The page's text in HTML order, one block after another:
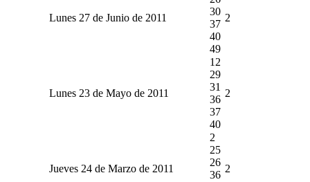
Lunes 27 de Junio de 2011
30
37
40
49
2
Lunes 23 de Mayo de 2011
12
29
31
36
37
40
2
Jueves 24 de Marzo de 2011
2
25
26
36
2